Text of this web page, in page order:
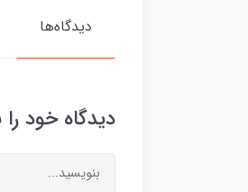
دیدگاه‌ها
دیدگاه خود